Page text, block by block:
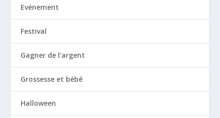
Evénement
Festival
Gagner de l'argent
Grossesse et bébé
Halloween